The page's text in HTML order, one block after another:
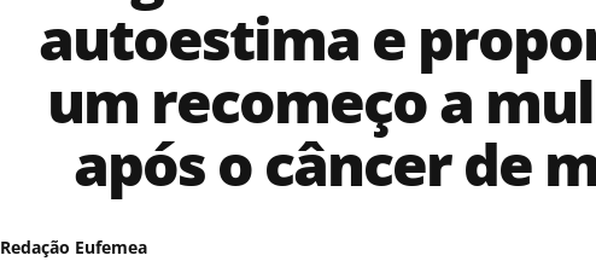
autoestima e
um recomeço a
após o câncer de
Redação Eufemea